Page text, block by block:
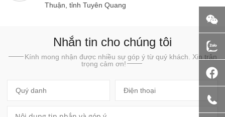
Thuận, tỉnh Tuyên Quang
Nhắn tin cho chúng tôi
Kính mong nhận được nhiều sự góp ý từ quý khách. Xin trân
trọng cảm ơn!